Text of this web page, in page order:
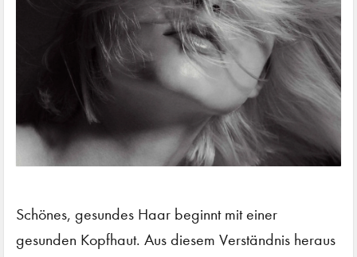
Schönes, gesundes Haar beginnt mit einer
gesunden Kopfhaut. Aus diesem Verständnis heraus